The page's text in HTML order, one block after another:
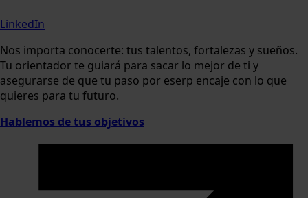
LinkedIn
Nos importa conocerte: tus talentos, fortalezas y sueños.
Tu orientador te guiará para sacar lo mejor de ti y
asegurarse de que tu paso por eserp encaje con lo que
quieres para tu futuro.
Hablemos de tus objetivos